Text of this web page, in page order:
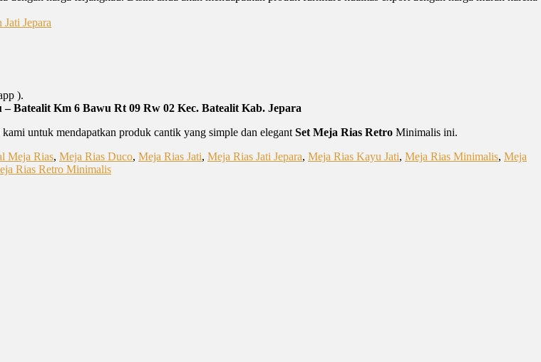
Jepara
).
– Batealit Km 6 Bawu Rt 09 Rw 02 Kec. Batealit Kab. Jepara
untuk mendapatkan produk cantik yang simple dan elegant Set Meja Rias Retro Minimalis ini.
Meja Rias, Meja Rias Duco, Meja Rias Jati, Meja Rias Jati Jepara, Meja Rias Kayu Jati, Meja Rias Minimalis, Meja
Rias Retro Minimalis